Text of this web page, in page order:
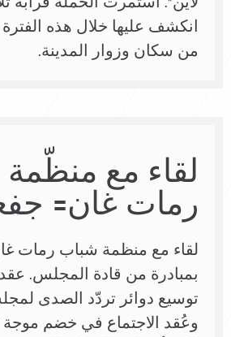
انكشف عليها خلال هذه
من سكان وزوار المدينة.
لقاء مع
رمات غان=
لقاء مع منظمة شباب رمات
بمبادرة من قادة المجلس.
توسيع دوائر تردّد الصدى
وعُقد الاجتماع في خضم موجة